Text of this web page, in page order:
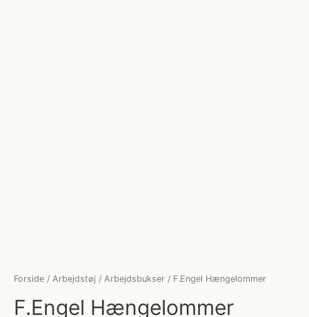
Forside / Arbejdstøj / Arbejdsbukser / F.Engel Hængelommer
F.Engel Hængelommer